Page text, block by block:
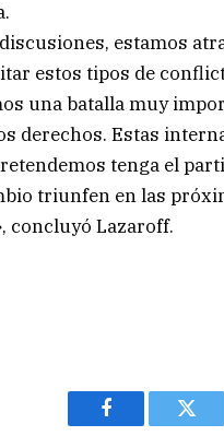
estamos
estos tipos de
una batalla muy
derechos. Estas
tenga el
triunfen en las
concluyó Lazaroff.
Facebook